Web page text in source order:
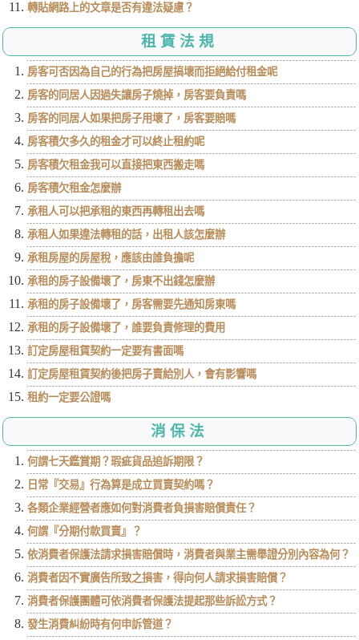
轉貼網路上的文章是否有違法疑慮？
租賃法規
房客可否因為自己的行為把房屋搞壞而拒絕給付租金呢
房客的同居人因過失讓房子燒掉，房客要負責嗎
房客的同居人如果把房子用壞了，房客要賠嗎
房客積欠多久的租金才可以終止租約呢
房客積欠租金我可以直接把東西搬走嗎
房客積欠租金怎麼辦
承租人可以把承租的東西再轉租出去嗎
承租人如果違法轉租的話，出租人該怎麼辦
承租房屋的房屋稅，應該由誰負擔呢
承租的房子設備壞了，房東不出錢怎麼辦
承租的房子設備壞了，房客需要先通知房東嗎
承租的房子設備壞了，誰要負責修理的費用
訂定房屋租賃契約一定要有書面嗎
訂定房屋租賃契約後把房子賣給別人，會有影響嗎
租約一定要公證嗎
消保法
何謂七天鑑賞期？瑕疵貨品追訴期限？
日常『交易』行為算是成立買賣契約嗎？
各類企業經營者應如何對消費者負損害賠償責任？
何謂『分期付款買賣』？
依消費者保護法請求損害賠償時，消費者與業主需舉證分別內容為何？
消費者因不實廣告所致之損害，得向何人請求損害賠償？
消費者保護團體可依消費者保護法提起那些訴訟方式？
發生消費糾紛時有何申訴管道？